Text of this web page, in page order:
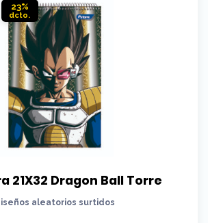
23%
21X32 Dragon Ball Torre
aleatorios surtidos